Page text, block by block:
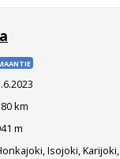
km
m
Isojoki, Karijoki,